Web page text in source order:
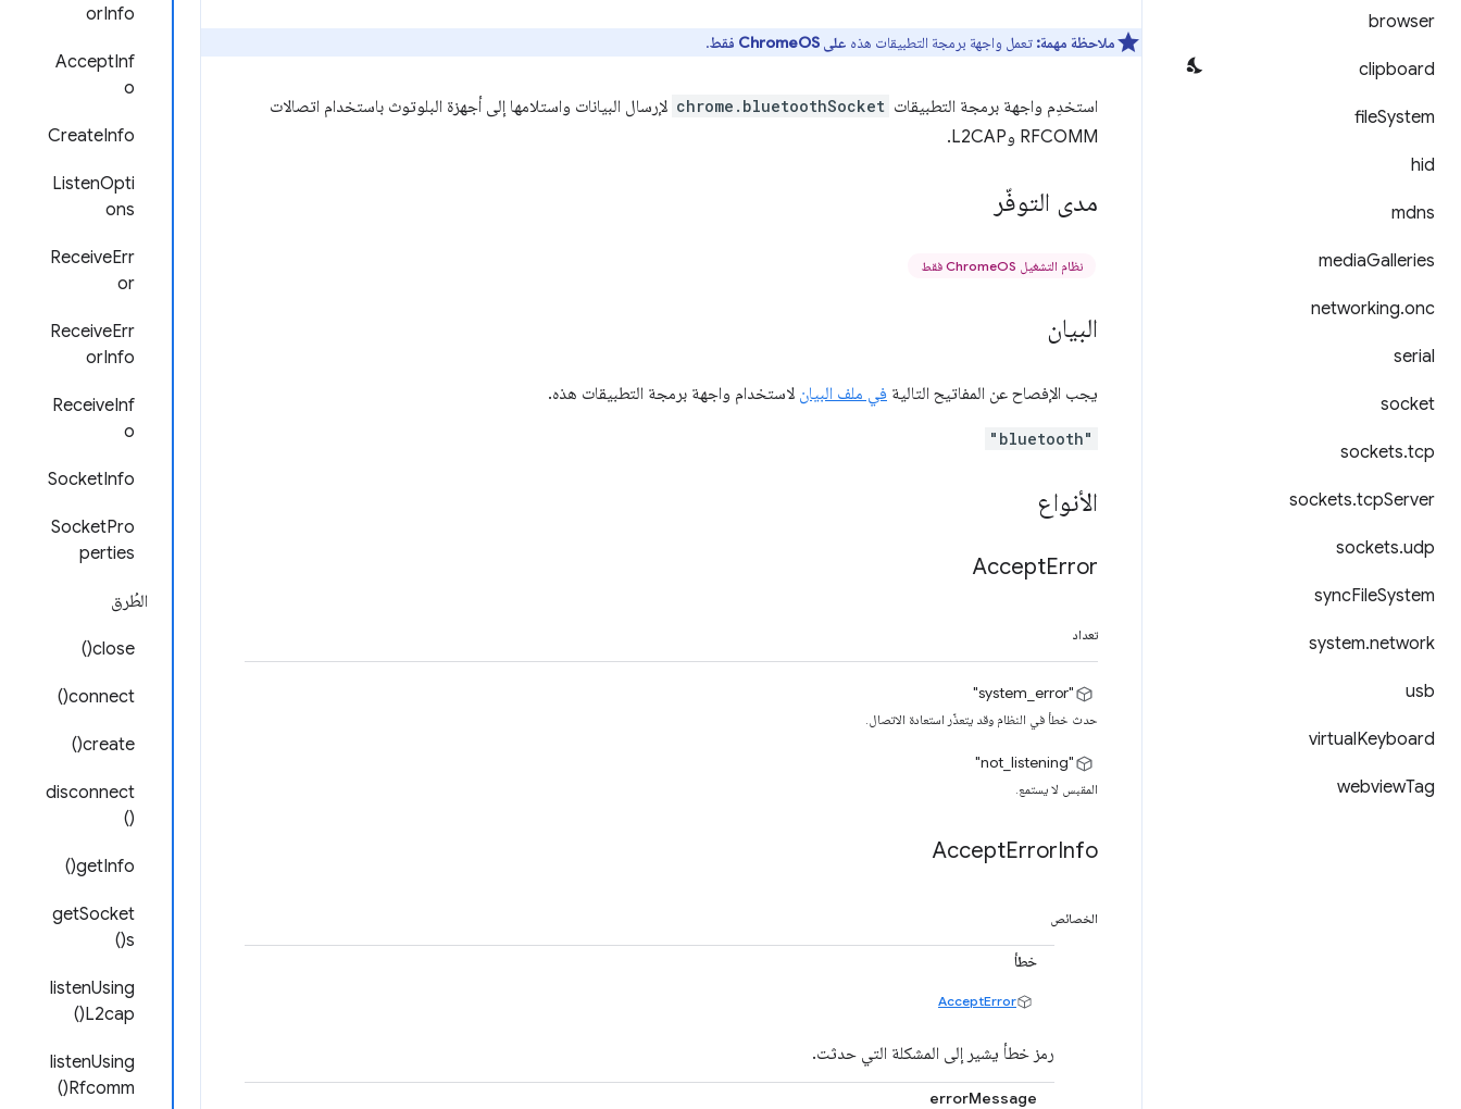
browser
clipboard
fileSystem
hid
mdns
mediaGalleries
networking.onc
serial
socket
sockets.tcp
sockets.tcpServer
sockets.udp
syncFileSystem
system.network
usb
virtualKeyboard
webviewTag
orInfo
AcceptInf
o
CreateInfo
ListenOpti
ons
ReceiveErr
or
ReceiveErr
orInfo
ReceiveInf
o
SocketInfo
SocketPro
perties
الطُرق
close()
connect()
create()
disconnect
()
getInfo()
getSocket
s()
listenUsing
L2cap()
listenUsing
Rfcomm()
ملاحظة مهمة: تعمل واجهة برمجة التطبيقات هذه على ChromeOS فقط .
استخدِم واجهة برمجة التطبيقات chrome.bluetoothSocket لإرسال البيانات واستلامها إلى أجهزة البلوتوث باستخدام اتصالات
RFCOMM وL2CAP.
مدى التوفّر
نظام التشغيل ChromeOS فقط
البيان
يجب الإفصاح عن المفاتيح التالية في ملف البيان لاستخدام واجهة برمجة التطبيقات هذه.
"bluetooth"
الأنواع
AcceptError
تعداد
‫"system_error"
حدث خطأ في النظام وقد يتعذّر استعادة الاتصال.
"not_listening"
المقبس لا يستمع.
AcceptErrorInfo
الخصائص
خطأ
AcceptError
رمز خطأ يشير إلى المشكلة التي حدثت.
errorMessage